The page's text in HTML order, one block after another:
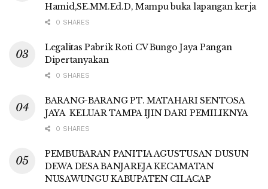
Hamid,SE.MM.Ed.D, Mampu buka lapangan kerja
0 SHARES
Legalitas Pabrik Roti CV Bungo Jaya Pangan
Dipertanyakan
0 SHARES
BARANG-BARANG PT. MATAHARI SENTOSA
JAYA KELUAR TAMPA IJIN DARI PEMILIKNYA
0 SHARES
PEMBUBARAN PANITIA AGUSTUSAN DUSUN
DEWA DESA BANJAREJA KECAMATAN
NUSAWUNGU KABUPATEN CILACAP